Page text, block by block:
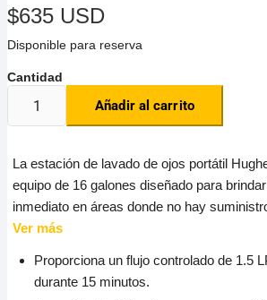
$635 USD
Disponible para reserva
Añadir al carrito
La estación de lavado de ojos portátil
equipo de 16 galones diseñado para
inmediato en áreas donde no hay
Ver más
Proporciona un flujo controlado de 1.5
durante 15 minutos.